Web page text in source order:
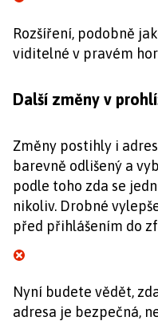
Rozšíření, podobně
viditelné v pravém
Další změny v
Změny postihly i
barevně odlišený a
podle toho zda se
nikoliv. Drobné
před přihlášením do
Nyní budete vědět,
adresa je bezpečná,